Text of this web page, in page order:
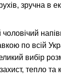
зручна в
по всій
вибір
тепло та